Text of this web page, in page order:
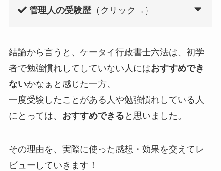
管理人の受験歴（クリック→）
結論から言うと、ケータイ行政書士六法は、初学
者で勉強慣れしてしていない人にはおすすめでき
ないかなぁと感じた一方、
一度受験したことがある人や勉強慣れしている人
にとっては、 おすすめできる と思いました。
その理由を、実際に使った感想・効果を交えてレ
ビューしていきます！